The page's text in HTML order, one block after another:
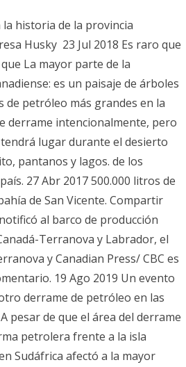
la historia de la provincia
Husky 23 Jul 2018 Es raro que
La mayor parte de la
es un paisaje de árboles
de petróleo más grandes en la
derrame intencionalmente, pero
lugar durante el desierto
pantanos y lagos. de los
27 Abr 2017 500.000 litros de
de San Vicente. Compartir
al barco de producción
Terranova y Labrador, el
y Canadian Press/ CBC es
19 Ago 2019 Un evento
derrame de petróleo en las
pesar de que el área del derrame
petrolera frente a la isla
Sudáfrica afectó a la mayor